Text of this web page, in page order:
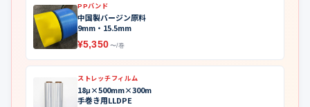
PPバンド
中国製バージン原料
9mm・15.5mm
¥5,350 〜/巻
ストレッチフィルム
18μ×500mm×300m
手巻き用LLDPE